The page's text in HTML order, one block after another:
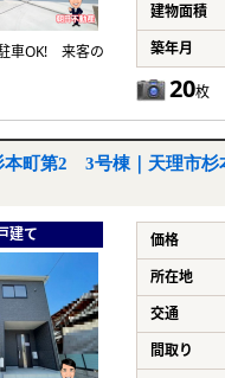
車OK! 来客の
建物面積
築年月
20枚
本町第2 3号棟｜天理市杉
建て 価格
所在地
交通
間取り